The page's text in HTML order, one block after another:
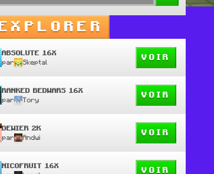
EXPLORER
ABSOLUTE 16X
par Skeptal
VOIR
RANKED BEDWARS 16X
par Tory
VOIR
DEWIER 2K
par Andwi
VOIR
NICOFRUIT 16X
VOIR